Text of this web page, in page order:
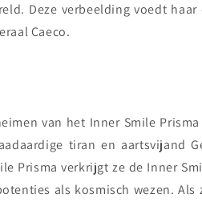
Deze verbeelding voedt
Caeco.
van het Inner Smile
tiran en aartsvijand
Prisma verkrijgt ze de Inner
als kosmisch wezen. Als